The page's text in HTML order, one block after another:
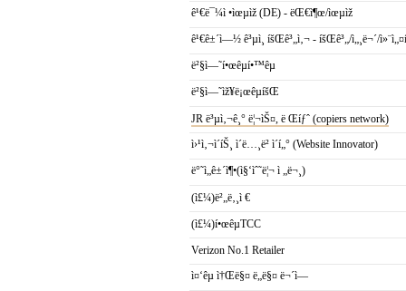
ê¹€ë¯¼ì •ìœµìž (DE) - ëŒ€ì¶œ/ìœµìž
ê¹€ê±´ì—½ ê³µì¸ íšŒê³„ì‚¬ - íšŒê³„/ì„¸ë¬´/
ë²§ì—˜í•œêµ­í•™êµ
ë²§ì—˜ìž¥ë¡œêµíšŒ
JR ë³µì‚¬ê¸° ë¦¬ìŠ¤, ë Œíƒˆ (copiers network)
ì›¹ì‚¬ì´íŠ¸ ì´ë…¸ë² ì´í„° (Website Innovator)
ë°˜ì„ê±´ì¶•(ì§‘ìˆ˜ë¦¬ ì „ë¬¸)
(ì£¼)ë²„ë‚¸ì €
(ì£¼)í•œêµ­TCC
Verizon No.1 Retailer
ì¤‘êµ­ ì†Œë§¤ ë„ë§¤ ë¬´ì—­